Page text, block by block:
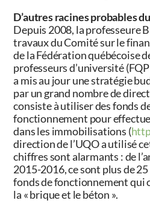
D’autres racines probables
Depuis 2008, la professeure
travaux du Comité sur le
de la Fédération québécoise
professeurs d’université
a mis au jour une stratégie
par un grand nombre de
consiste à utiliser des fonds
fonctionnement pour
dans les immobilisations (
direction de l’UQO a utilisé
chiffres sont alarmants : de
2015-2016, ce sont plus de
fonds de fonctionnement qui
la « brique et le béton ».